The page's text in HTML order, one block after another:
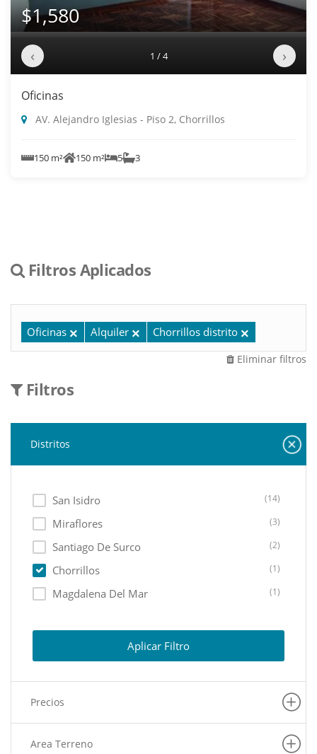
$1,580
‹ 1 / 4 ›
Oficinas
AV. Alejandro Iglesias - Piso 2, Chorrillos
150 m² 150 m² 5 3
Filtros Aplicados
Oficinas Alquiler Chorrillos distrito
Eliminar filtros
Filtros
Distritos
San Isidro (14)
Miraflores (3)
Santiago De Surco (2)
Chorrillos (1)
Magdalena Del Mar (1)
Aplicar Filtro
Precios
Area Terreno